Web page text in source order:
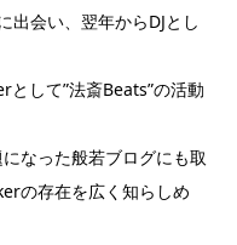
会い、翌年からDJとし
して”法斎Beats”の活動
なった般若ブログにも取
の存在を広く知らしめ